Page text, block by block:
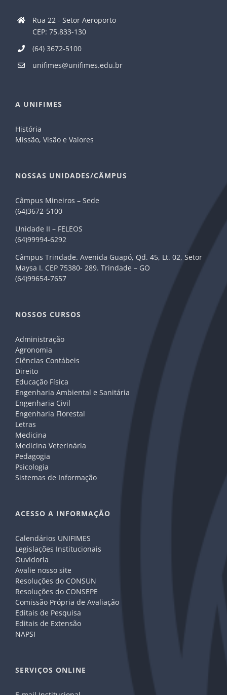
Rua 22 - Setor Aeroporto
CEP: 75.833-130
(64) 3672-5100
unifimes@unifimes.edu.br
A UNIFIMES
História
Missão, Visão e Valores
NOSSAS UNIDADES/CÂMPUS
Câmpus Mineiros – Sede
(64)3672-5100
Unidade II – FELEOS
(64)99994-6292
Câmpus Trindade. Avenida Guapó, Qd. 45, Lt. 02, Setor
Maysa I. CEP 75380- 289. Trindade – GO
(64)99654-7657
NOSSOS CURSOS
Administração
Agronomia
Ciências Contábeis
Direito
Educação Física
Engenharia Ambiental e Sanitária
Engenharia Civil
Engenharia Florestal
Letras
Medicina
Medicina Veterinária
Pedagogia
Psicologia
Sistemas de Informação
ACESSO A INFORMAÇÃO
Calendários UNIFIMES
Legislações Institucionais
Ouvidoria
Avalie nosso site
Resoluções do CONSUN
Resoluções do CONSEPE
Comissão Própria de Avaliação
Editais de Pesquisa
Editais de Extensão
NAPSI
SERVIÇOS ONLINE